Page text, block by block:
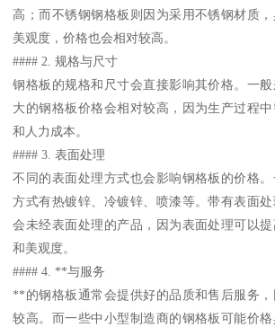
高；而不锈钢钢格板则因为采用不锈钢材质
美观度，价格也会相对较高。
#### 2. 规格与尺寸
钢格板的规格和尺寸会直接影响其价格。一
大的钢格板价格会相对较高，因为生产过程
和人力成本。
#### 3. 表面处理
不同的表面处理方式也会影响钢格板的价格
方式有热镀锌、冷镀锌、喷漆等。带有表面
会未经表面处理的产品，因为表面处理可以
和美观度。
#### 4. **与服务
**的钢格板通常会提供好的品质和售后服务
较高。而一些中小型制造商的钢格板可能价